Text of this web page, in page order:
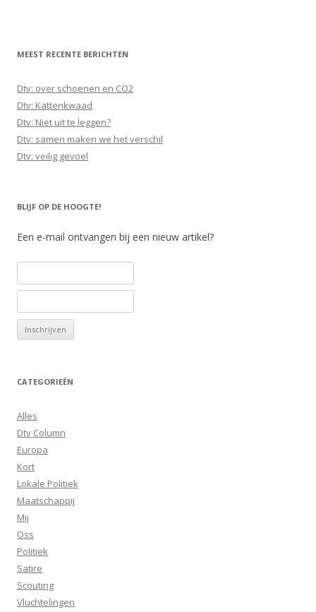
MEEST RECENTE BERICHTEN
Dtv: over schoenen en CO2
Dtv: Kattenkwaad
Dtv: Niet uit te leggen?
Dtv: samen maken we het verschil
Dtv: veilig gevoel
BLIJF OP DE HOOGTE!
Een e-mail ontvangen bij een nieuw artikel?
CATEGORIEËN
Alles
Dtv Column
Europa
Kort
Lokale Politiek
Maatschappij
Mij
Oss
Politiek
Satire
Scouting
Vluchtelingen